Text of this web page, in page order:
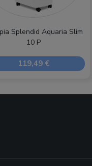
Splendid Aquaria Slim
10 P
119,49 €